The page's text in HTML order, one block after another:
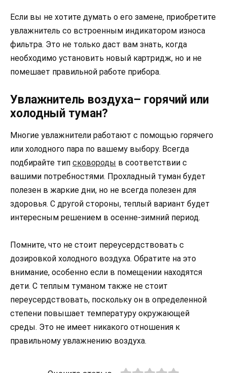
Если вы не хотите думать о его замене, приобретите
увлажнитель со встроенным индикатором износа
фильтра. Это не только даст вам знать, когда
необходимо установить новый картридж, но и не
помешает правильной работе прибора.
Увлажнитель воздуха– горячий или
холодный туман?
Многие увлажнители работают с помощью горячего
или холодного пара по вашему выбору. Всегда
подбирайте тип сковороды в соответствии с
вашими потребностями. Прохладный туман будет
полезен в жаркие дни, но не всегда полезен для
здоровья. С другой стороны, теплый вариант будет
интересным решением в осенне-зимний период.
Помните, что не стоит переусердствовать с
дозировкой холодного воздуха. Обратите на это
внимание, особенно если в помещении находятся
дети. С теплым туманом также не стоит
переусердствовать, поскольку он в определенной
степени повышает температуру окружающей
среды. Это не имеет никакого отношения к
правильному увлажнению воздуха.